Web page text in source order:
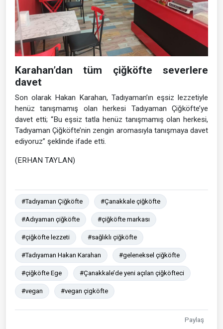
Karahan’dan tüm çiğköfte severlere
davet
Son olarak Hakan Karahan, Tadıyaman’ın eşsiz lezzetiyle
henüz tanışmamış olan herkesi Tadıyaman Çiğköfte’ye
davet etti; “Bu eşsiz tatla henüz tanışmamış olan herkesi,
Tadıyaman Çiğköfte’nin zengin aromasıyla tanışmaya davet
ediyoruz” şeklinde ifade etti.
(ERHAN TAYLAN)
#Tadıyaman Çiğköfte #Çanakkale çiğköfte
#Adıyaman çiğköfte #çiğköfte markası
#çiğköfte lezzeti #sağlıklı çiğköfte
#Tadıyaman Hakan Karahan #geleneksel çiğköfte
#çiğköfte Ege #Çanakkale’de yeni açılan çiğköfteci
#vegan #vegan çigköfte
Paylaş